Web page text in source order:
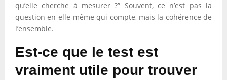
qu’elle cherche à mesurer ?” Souvent, ce n’est pas la
question en elle-même qui compte, mais la cohérence de
l’ensemble.
Est-ce que le test est
vraiment utile pour trouver